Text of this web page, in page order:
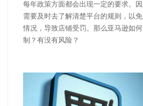
每年政策方面都会出现一定的要求。因
需要及时去了解清楚平台的规则，以
情况，导致店铺受罚。那么亚马逊如
制？有没有风险？